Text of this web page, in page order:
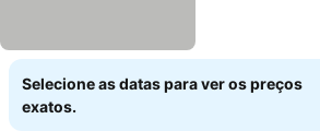
Selecione as datas para ver os preços
exatos.